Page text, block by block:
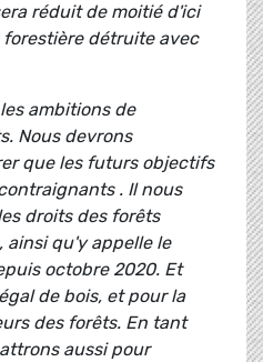
réduit de moitié d'ici
détruite avec
ambitions de
Nous devrons
que les futurs objectifs
. Il nous
droits des forêts
ainsi qu'y appelle le
octobre 2020. Et
de bois, et pour la
des forêts. En tant
aussi pour